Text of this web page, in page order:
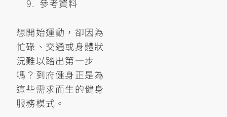
參考資料
想開始運動，卻因為
忙碌、交通或身體狀
況難以踏出第一步
嗎？到府健身正是為
這些需求而生的健身
服務模式。